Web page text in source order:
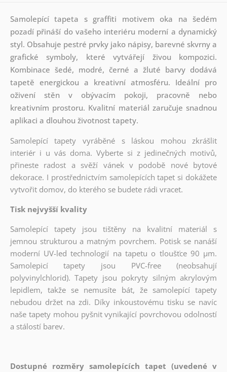
Samolepící tapeta s graffiti motivem oka na šedém
pozadí přináší do vašeho interiéru moderní a dynamický
styl. Obsahuje pestré prvky jako nápisy, barevné skvrny a
grafické symboly, které vytvářejí živou kompozici.
Kombinace šedé, modré, černé a žluté barvy dodává
tapetě energickou a kreativní atmosféru. Ideální pro
oživení stěn v obývacím pokoji, pracovně nebo
kreativním prostoru. Kvalitní materiál zaručuje snadnou
aplikaci a dlouhou životnost tapety.
Samolepící tapety vyráběné s láskou mohou zkrášlit
interiér i u vás doma. Vyberte si z jedinečných motivů,
přineste radost a svěží vánek v podobě nové bytové
dekorace. I prostřednictvím samolepících tapet si dokážete
vytvořit domov, do kterého se budete rádi vracet.
Tisk nejvyšší kvality
Samolepící tapety jsou tištěny na kvalitní materiál s
jemnou strukturou a matným povrchem. Potisk se nanáší
moderní UV-led technologií na tapetu o tloušťce 90 µm.
Samolepicí tapety jsou PVC-free (neobsahují
polyvinylchlorid). Tapety jsou pokryty silným akrylovým
lepidlem, takže se nemusíte bát, že samolepící tapety
nebudou držet na zdi. Díky inkoustovému tisku se navíc
naše tapety mohou pyšnit vynikající povrchovou odolností
a stálostí barev.
Dostupné rozměry samolepících tapet (uvedené v